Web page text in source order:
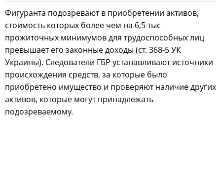
Фигуранта подозревают в приобретении активов,
стоимость которых более чем на 6,5 тыс
прожиточных минимумов для трудоспособных лиц
превышает его законные доходы (ст. 368-5 УК
Украины). Следователи ГБР устанавливают источники
происхождения средств, за которые было
приобретено имущество и проверяют наличие других
активов, которые могут принадлежать
подозреваемому.